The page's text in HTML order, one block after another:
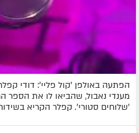
הפתעה באולפן 'קול פליי': דודי
מענדי נאבול, שהביאו לו את הספר
'שלוחים סטורי'. קפלר הקריא